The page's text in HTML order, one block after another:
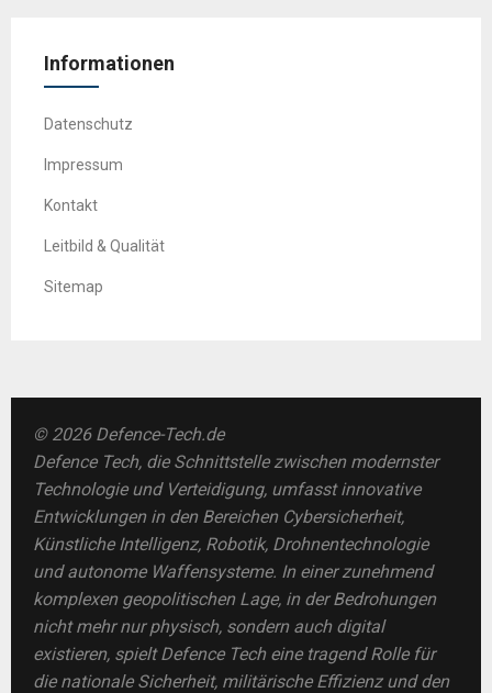
Informationen
Datenschutz
Impressum
Kontakt
Leitbild & Qualität
Sitemap
© 2026 Defence-Tech.de
Defence Tech, die Schnittstelle zwischen modernster
Technologie und Verteidigung, umfasst innovative
Entwicklungen in den Bereichen Cybersicherheit,
Künstliche Intelligenz, Robotik, Drohnentechnologie
und autonome Waffensysteme. In einer zunehmend
komplexen geopolitischen Lage, in der Bedrohungen
nicht mehr nur physisch, sondern auch digital
existieren, spielt Defence Tech eine tragend Rolle für
die nationale Sicherheit, militärische Effizienz und den